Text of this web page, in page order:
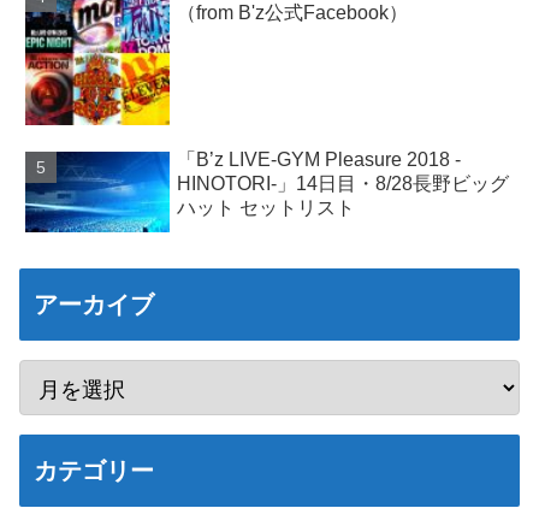
（from B'z公式Facebook）
「B’z LIVE-GYM Pleasure 2018 -
HINOTORI-」14日目・8/28長野ビッグ
ハット セットリスト
アーカイブ
カテゴリー